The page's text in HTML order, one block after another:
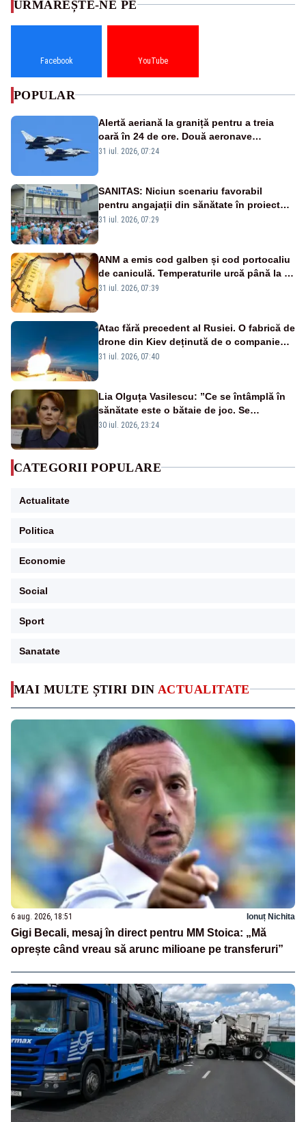
MAI MULTE ȘTIRI DIN ACTUALITATE
6 aug. 2026, 18:51 Ionuț Nichita
Gigi Becali, mesaj în direct pentru MM Stoica: „Mă
oprește când vreau să arunc milioane pe transferuri”
URMĂREȘTE-NE PE
Facebook YouTube
POPULAR
Alertă aeriană la graniță pentru a treia
oară în 24 de ore. Două aeronave
Eurofighter britanice au fost ridicate de la
31 iul. 2026, 07:24
SANITAS: Niciun scenariu favorabil
pentru angajații din sănătate în proiectul
Legii salarizării
31 iul. 2026, 07:29
ANM a emis cod galben și cod portocaliu
de caniculă. Temperaturile urcă până la 38
de grade, iar nopțile devin tropicale
31 iul. 2026, 07:39
Atac fără precedent al Rusiei. O fabrică de
drone din Kiev deținută de o companie
americană, distrusă de o rachetă
31 iul. 2026, 07:40
Lia Olguța Vasilescu: ”Ce se întâmplă în
sănătate este o bătaie de joc. Se
guvernează extraordinar de prost”
30 iul. 2026, 23:24
CATEGORII POPULARE
Actualitate
Politica
Economie
Social
Sport
Sanatate